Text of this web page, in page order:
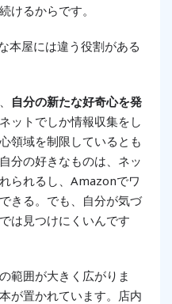
けるからです。
本屋には違う役割がある
自分の新たな好奇心を発
ットでしか情報収集をし
領域を制限しているとも
分の好きなものは、ネッ
られるし、Amazonでワ
きる。でも、自分が気づ
は見つけにくいんです
範囲が大きく広がりま
が置かれています。店内